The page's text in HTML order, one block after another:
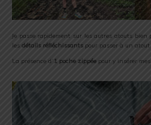
Je passe rapidement sur les autres atouts bien
les détails réfléchissants pour passer à un atout
La présence d’ 1 poche zippée pour y insérer